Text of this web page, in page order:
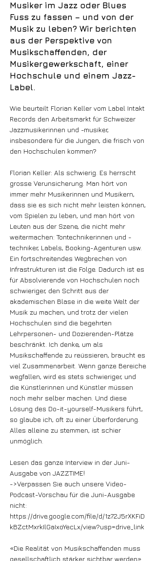
Musiker im Jazz oder Blues
Fuss zu fassen – und von der
Musik zu leben? Wir berichten
aus der Perspektive von
Musikschaffenden, der
Musikergewerkschaft, einer
Hochschule und einem Jazz-
Label.
Wie beurteilt Florian Keller vom Label Intakt
Records den Arbeitsmarkt für Schweizer
Jazzmusikerinnen und -musiker,
insbesondere für die Jungen, die frisch von
den Hochschulen kommen?
Florian Keller: Als schwierig. Es herrscht
grosse Verunsicherung. Man hört von
immer mehr Musikerinnen und Musikern,
dass sie es sich nicht mehr leisten können,
vom Spielen zu leben, und man hört von
Leuten aus der Szene, die nicht mehr
weitermachen: Tontechnikerinnen und -
techniker, Labels, Booking-Agenturen usw.
Ein fortschreitendes Wegbrechen von
Infrastrukturen ist die Folge. Dadurch ist es
für Absolvierende von Hochschulen noch
schwieriger, den Schritt aus der
akademischen Blase in die weite Welt der
Musik zu machen, und trotz der vielen
Hochschulen sind die begehrten
Lehrpersonen- und Dozierenden-Plätze
beschränkt. Ich denke, um als
Musikschaffende zu reüssieren, braucht es
viel Zusammenarbeit. Wenn ganze Bereiche
wegfallen, wird es stets schwieriger, und
die Künstlerinnen und Künstler müssen
noch mehr selber machen. Und diese
Lösung des Do-it-yourself-Musikers führt,
so glaube ich, oft zu einer Überforderung.
Alles alleine zu stemmen, ist schier
unmöglich.
Lesen das ganze Interview in der Juni-
Ausgabe von JAZZTIME!
->Verpassen Sie auch unsere Video-
Podcast-Vorschau für die Juni-Ausgabe
nicht:
https://drive.google.com/file/d/1z72J5rXKFiD
kBZctMxrkIlGaIxoYecLx/view?usp=drive_link
«Die Realität von Musikschaffenden muss
gesellschaftlich stärker sichtbar werden»